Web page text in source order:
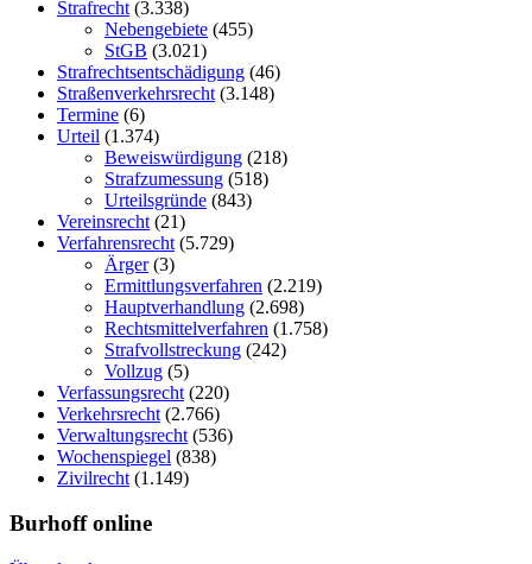
Strafrecht (3.338)
Nebengebiete (455)
StGB (3.021)
Strafrechtsentschädigung (46)
Straßenverkehrsrecht (3.148)
Termine (6)
Urteil (1.374)
Beweiswürdigung (218)
Strafzumessung (518)
Urteilsgründe (843)
Vereinsrecht (21)
Verfahrensrecht (5.729)
Ärger(3)
Ermittlungsverfahren (2.219)
Hauptverhandlung (2.698)
Rechtsmittelverfahren (1.758)
Strafvollstreckung (242)
Vollzug (5)
Verfassungsrecht (220)
Verkehrsrecht (2.766)
Verwaltungsrecht (536)
Wochenspiegel (838)
Zivilrecht (1.149)
Burhoff online